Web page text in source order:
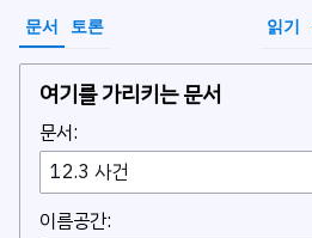
문서 토론 읽기
여기를 가리키는 문서
문서:
이름공간: